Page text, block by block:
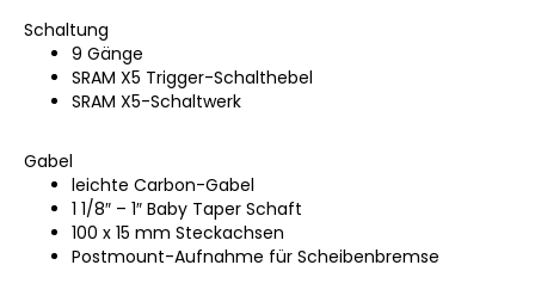
Schaltung
9 Gänge
SRAM X5 Trigger-Schalthebel
SRAM X5-Schaltwerk
Gabel
leichte Carbon-Gabel
1 1/8″ – 1″ Baby Taper Schaft
100 x 15 mm Steckachsen
Postmount-Aufnahme für Scheibenbremse